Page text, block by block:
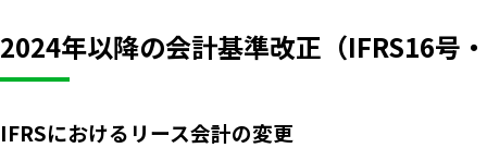
2024年以降の会計基準改正（IFRS16号
IFRSにおけるリース会計の変更